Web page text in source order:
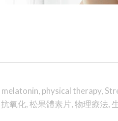
melatonin, physical therapy,
抗氧化,松果體素片,物理療法,